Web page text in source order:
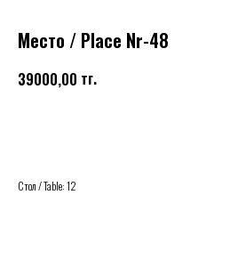
Место / Place Nr-48
39000,00 тг.
Стол / Table: 12